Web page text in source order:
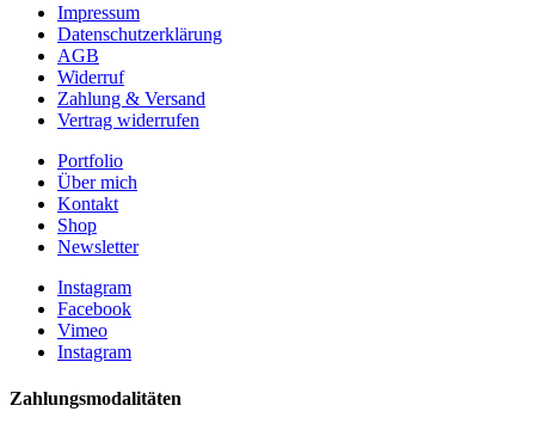
Impressum
Datenschutzerklärung
AGB
Widerruf
Zahlung & Versand
Vertrag widerrufen
Portfolio
Über mich
Kontakt
Shop
Newsletter
Instagram
Facebook
Vimeo
Instagram
Zahlungsmodalitäten